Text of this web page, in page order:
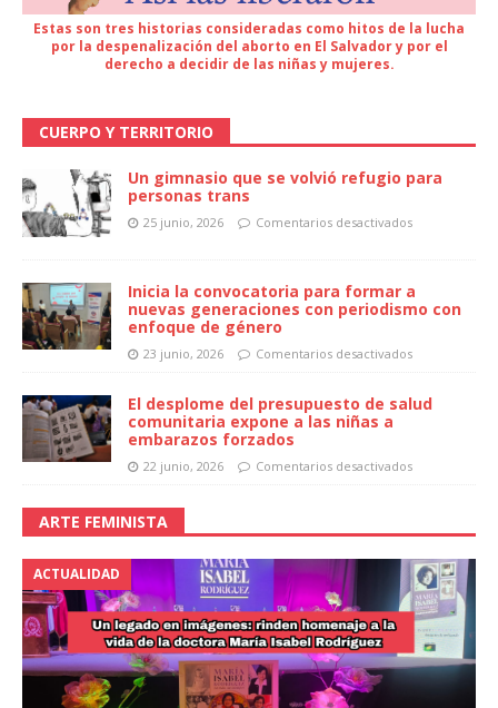
Estas son tres historias consideradas como hitos de la lucha
por la despenalización del aborto en El Salvador y por el
derecho a decidir de las niñas y mujeres.
CUERPO Y TERRITORIO
Un gimnasio que se volvió refugio para
personas trans
25 junio, 2026 Comentarios desactivados
Inicia la convocatoria para formar a
nuevas generaciones con periodismo con
enfoque de género
23 junio, 2026 Comentarios desactivados
El desplome del presupuesto de salud
comunitaria expone a las niñas a
embarazos forzados
22 junio, 2026 Comentarios desactivados
ARTE FEMINISTA
ACTUALIDAD